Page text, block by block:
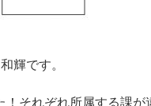
輝です。
それぞれ所属する課が